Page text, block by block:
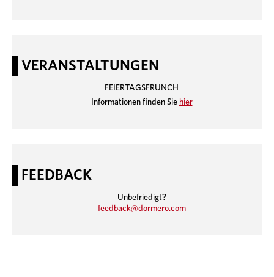
VERANSTALTUNGEN
FEIERTAGSFRUNCH
Informationen finden Sie hier
FEEDBACK
Unbefriedigt?
feedback@dormero.com